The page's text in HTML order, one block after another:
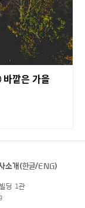
깥은 가을
소개(한글/ENG)
딩 1관